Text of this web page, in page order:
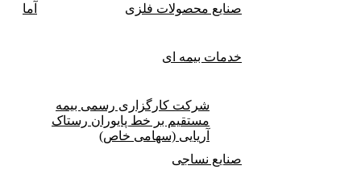
صنایع محصولات فلزی آما
خدمات بیمه ای
شرکت کارگزاری رسمی بیمه
مستقیم بر خط پایوران رستاک
آریایی (سهامی خاص)
صنایع نساجی